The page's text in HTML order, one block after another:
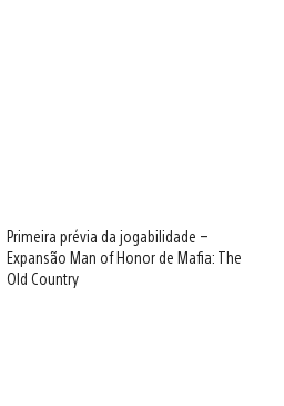
Primeira prévia da jogabilidade –
Expansão Man of Honor de Mafia: The
Old Country